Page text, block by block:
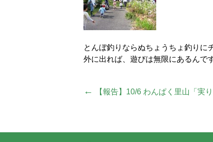
とんぼ釣りならぬちょうちょ釣りに
外に出れば、遊びは無限にあるんで
投
← 【報告】10/6 わんぱく里山「実